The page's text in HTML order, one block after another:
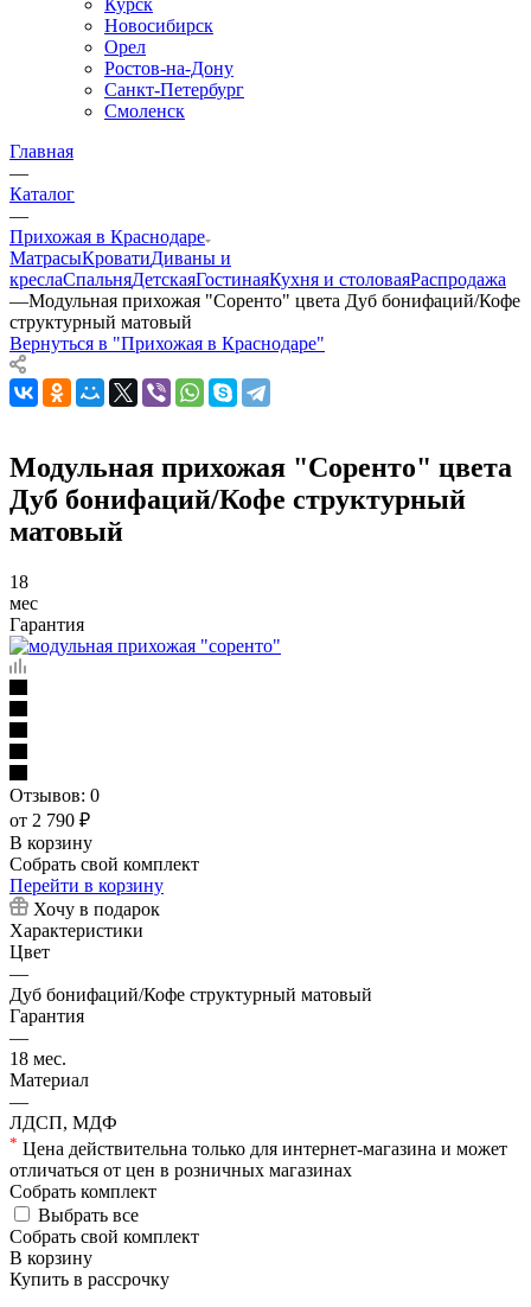
Курск
Новосибирск
Орел
Ростов-на-Дону
Санкт-Петербург
Смоленск
Главная
—
Каталог
—
Прихожая в Краснодаре
МатрасыКроватиДиваны и
креслаСпальняДетскаяГостинаяКухня и столоваяРаспродажа
—Модульная прихожая "Соренто" цвета Дуб бонифаций/Кофе
структурный матовый
Вернуться в "Прихожая в Краснодаре"
Модульная прихожая "Соренто" цвета
Дуб бонифаций/Кофе структурный
матовый
18
мес
Гарантия
Отзывов: 0
от 2 790 ₽
В корзину
Собрать свой комплект
Перейти в корзину
Хочу в подарок
Характеристики
Цвет
—
Дуб бонифаций/Кофе структурный матовый
Гарантия
—
18 мес.
Материал
—
ЛДСП, МДФ
* Цена действительна только для интернет-магазина и может
отличаться от цен в розничных магазинах
Собрать комплект
Выбрать все
Собрать свой комплект
В корзину
Купить в рассрочку